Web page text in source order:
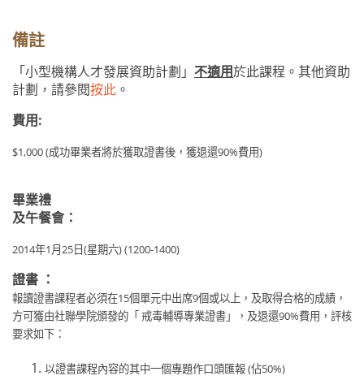
備註
「小型機構人才發展資助計劃」 不適用於此課程。其他資助
計劃，請參閱按此 。
費用:
$1,000 (成功畢業者將於獲取證書後，獲退還90%費用)
畢業禮
及午餐會：
2014年1月25日(星期六) (1200-1400)
證書 ：
報讀證書課程者必須在15個單元中出席9個或以上，及取得合格的成績，
方可獲由社聯學院頒發的「 戒毒輔導專業證書」，及退還90%費用，評核
要求如下：
以證書課程內容的其中一個專題作口頭匯報 (佔50%)